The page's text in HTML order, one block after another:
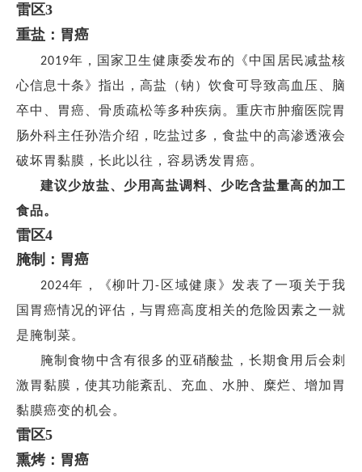
雷区3
重盐：胃癌
2019年，国家卫生健康委发布的《中国居民减盐核
心信息十条》指出，高盐（钠）饮食可导致高血压、脑
卒中、胃癌、骨质疏松等多种疾病。重庆市肿瘤医院胃
肠外科主任孙浩介绍，吃盐过多，食盐中的高渗透液会
破坏胃黏膜，长此以往，容易诱发胃癌。
建议少放盐、少用高盐调料、少吃含盐量高的加工
食品。
雷区4
腌制：胃癌
2024年，《柳叶刀- 区域健康》发表了一项关于我
国胃癌情况的评估，与胃癌高度相关的危险因素之一就
是腌制菜。
腌制食物中含有很多的亚硝酸盐，长期食用后会刺
激胃黏膜，使其功能紊乱、充血、水肿、糜烂、增加胃
黏膜癌变的机会。
雷区5
熏烤：胃癌